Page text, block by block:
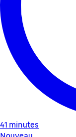
41 minutes